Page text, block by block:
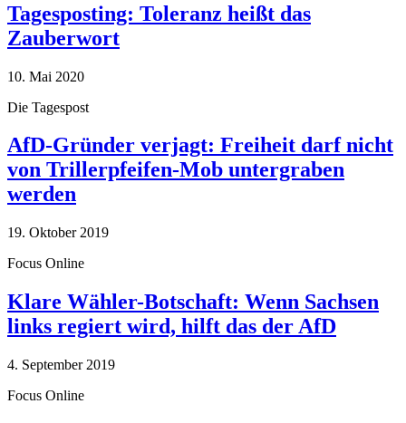
Tagesposting: Toleranz heißt das
Zauberwort
10. Mai 2020
Die Tagespost
AfD-Gründer verjagt: Freiheit darf nicht
von Trillerpfeifen-Mob untergraben
werden
19. Oktober 2019
Focus Online
Klare Wähler-Botschaft: Wenn Sachsen
links regiert wird, hilft das der AfD
4. September 2019
Focus Online